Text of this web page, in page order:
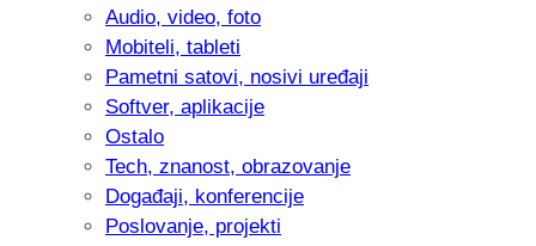
Audio, video, foto
Mobiteli, tableti
Pametni satovi, nosivi uređaji
Softver, aplikacije
Ostalo
Tech, znanost, obrazovanje
Događaji, konferencije
Poslovanje, projekti